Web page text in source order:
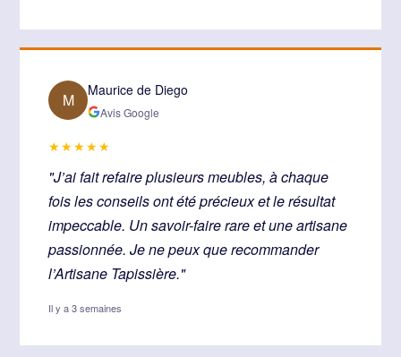
M Maurice de Diego
Avis Google
★★★★★
"J’ai fait refaire plusieurs meubles, à chaque
fois les conseils ont été précieux et le résultat
impeccable. Un savoir-faire rare et une artisane
passionnée. Je ne peux que recommander
l’Artisane Tapissière."
Il y a 3 semaines